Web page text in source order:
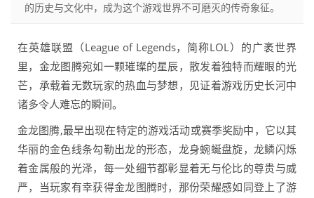
的历史与文化中，成为这个游戏世界不可磨灭的传奇象征。
在英雄联盟（League of Legends，简称LOL）的广袤世界
里，金龙图腾宛如一颗璀璨的星辰，散发着独特而耀眼的光
芒，承载着无数玩家的热血与梦想，见证着游戏历史长河中
诸多令人难忘的瞬间。
金龙图腾,最早出现在特定的游戏活动或赛季奖励中，它以其
华丽的金色线条勾勒出龙的形态，龙身蜿蜒盘旋，龙鳞闪烁
着金属般的光泽，每一处细节都彰显着无与伦比的尊贵与威
严，当玩家有幸获得金龙图腾时，那份荣耀感如同登上了游